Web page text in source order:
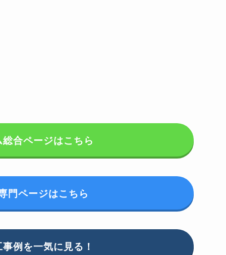
合ページはこちら
門ページはこちら
例を一気に見る！